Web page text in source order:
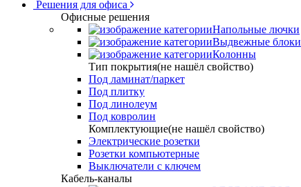
Решения для офиса
Офисные решения
Напольные лючки
Выдвежные блоки
Колонны
Тип покрытия(не нашёл свойство)
Под ламинат/паркет
Под плитку
Под линолеум
Под ковролин
Комплектующие(не нашёл свойство)
Электрические розетки
Розетки компьютерные
Выключатели с ключем
Кабель-каналы